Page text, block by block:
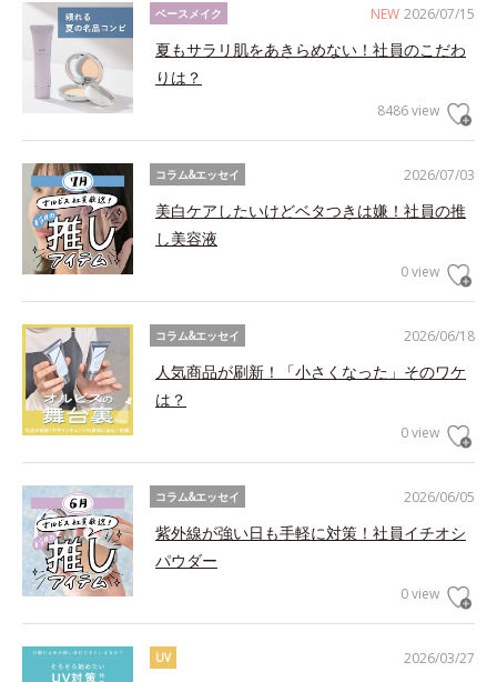
NEW 2026/07/15
ベースメイク
夏もサラリ肌をあきらめない！社員のこだわ
りは？
8486 view
2026/07/03
コラム&エッセイ
美白ケアしたいけどベタつきは嫌！社員の推
し美容液
0 view
2026/06/18
コラム&エッセイ
人気商品が刷新！「小さくなった」そのワケ
は？
0 view
2026/06/05
コラム&エッセイ
紫外線が強い日も手軽に対策！社員イチオシ
パウダー
0 view
2026/03/27
UV